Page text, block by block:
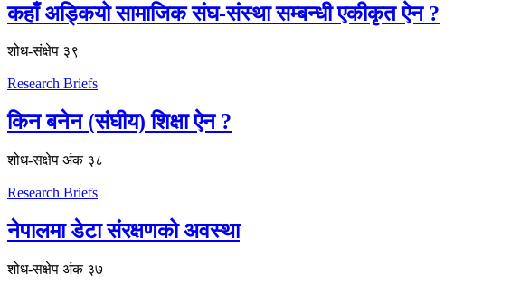
कहाँ अड्कियो सामाजिक संघ-संस्था सम्बन्धी एकीकृत ऐन ?
शोध-संक्षेप ३९
Research Briefs
किन बनेन (संघीय) शिक्षा ऐन ?
शोध-स‌क्षेप अंक ३८
Research Briefs
नेपालमा डेटा संरक्षणको अवस्था
शोध-स‌क्षेप अंक ३७